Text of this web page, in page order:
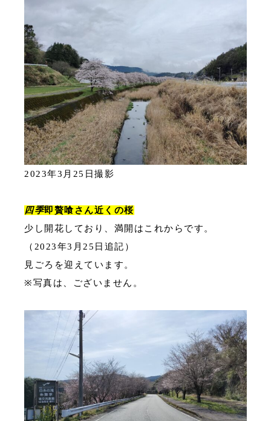
2023年3月25日撮影
四季即贅喰さん近くの桜
少し開花しており、満開はこれからです。
（2023年3月25日追記）
見ごろを迎えています。
※写真は、ございません。